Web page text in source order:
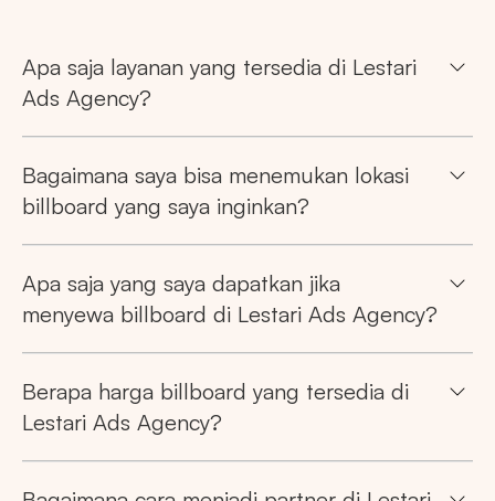
Pencarian
semua titik iklan kami
Market populer
DKI JAKARTA BALI SUMATERA UTARA
JAWA TENGAH
Apa saja layanan yang tersedia di Lestari
Ads Agency?
Bagaimana saya bisa menemukan lokasi
billboard yang saya inginkan?
Apa saja yang saya dapatkan jika
menyewa billboard di Lestari Ads Agency?
Berapa harga billboard yang tersedia di
Lestari Ads Agency?